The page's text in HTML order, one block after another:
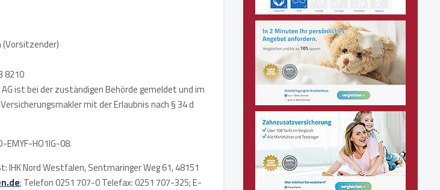
8210
ist bei der zuständigen Behörde gemeldet und im
mit der Erlaubnis nach § 34 d
HO1IG-08.
IHK Nord Westfalen, Sentmaringer Weg 61, 48151
; Telefon 0251 707-0 Telefax: 0251 707-325; E-